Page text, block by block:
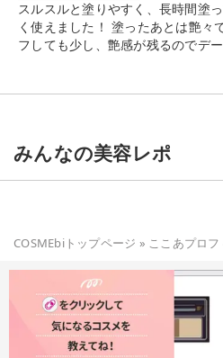
スルスルと塗りやすく、長時間塗
く使えました！ 塗ったあとは艶々で可愛いです❤️ ティッシュオ
フしても少し、艶感が残るのでデ
分間は唇をこすり合わせないよう
みんなの美容レポ
COSMEbiトップページ » ここあプロ